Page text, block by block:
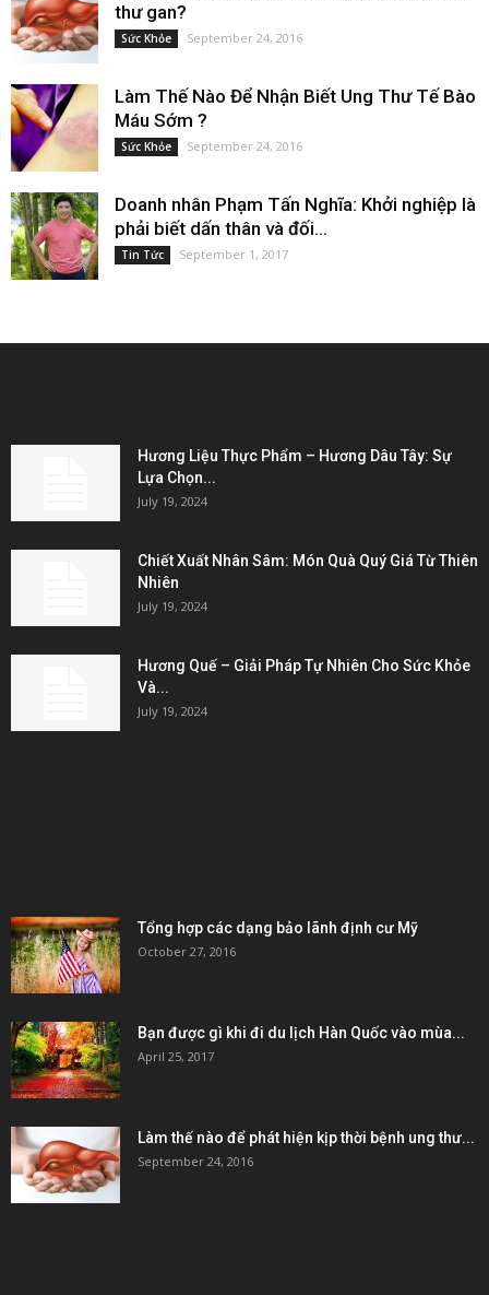
thư gan?
Sức Khỏe September 24, 2016
Làm Thế Nào Để Nhận Biết Ung Thư Tế Bào
Máu Sớm ?
Sức Khỏe September 24, 2016
Doanh nhân Phạm Tấn Nghĩa: Khởi nghiệp là
phải biết dấn thân và đối...
Tin Tức September 1, 2017
Hương Liệu Thực Phẩm – Hương Dâu Tây: Sự
Lựa Chọn...
July 19, 2024
Chiết Xuất Nhân Sâm: Món Quà Quý Giá Từ Thiên
Nhiên
July 19, 2024
Hương Quế – Giải Pháp Tự Nhiên Cho Sức Khỏe
Và...
July 19, 2024
Tổng hợp các dạng bảo lãnh định cư Mỹ
October 27, 2016
Bạn được gì khi đi du lịch Hàn Quốc vào mùa...
April 25, 2017
Làm thế nào để phát hiện kịp thời bệnh ung thư...
September 24, 2016